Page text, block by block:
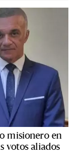
misionero en
votos aliados